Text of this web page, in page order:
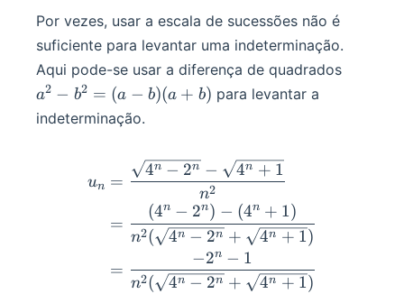
Por vezes, usar a escala de sucessões não é
suficiente para levantar uma indeterminação.
Aqui pode-se usar a diferença de quadrados
a2 − b2 = (a − b)(a + b) para levantar a
indeterminação.
\begin{aligned}
un =
n2
4n − 2n − 4n + 1
=
n2( 4n − 2n + 4n + 1)
(4n − 2n) − (4n + 1)
=
n2( 4n − 2n + 4n + 1)
−2n − 1